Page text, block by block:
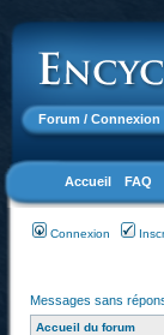
Forum / Connexion
Accueil FAQ
Connexion
Messages sans
Accueil du forum